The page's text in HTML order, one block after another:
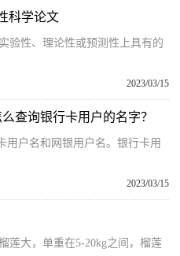
科学论文
验性、理论性或预测性上具有的
2023/03/15
查询银行卡用户的名字？
用户名和网银用户名。银行卡用
2023/03/15
莲大，单重在5-20kg之间，榴莲